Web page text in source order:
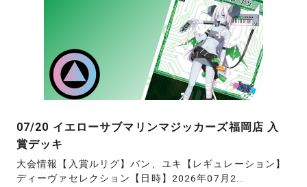
07/20 イエローサブマリンマジッカーズ福岡店 入
賞デッキ
大会情報【入賞ルリグ】バン、ユキ【レギュレーション】
ディーヴァセレクション【日時】2026年07月2...